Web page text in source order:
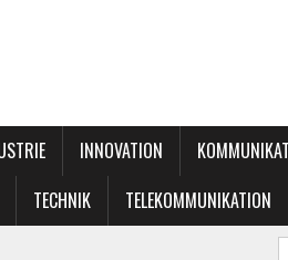
INNOVATION
TECHNIK TELEKOMMUNIKATION